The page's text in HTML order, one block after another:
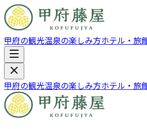
甲府の観光温泉の楽しみ方ホテル・旅
甲府の観光温泉の楽しみ方ホテル・旅